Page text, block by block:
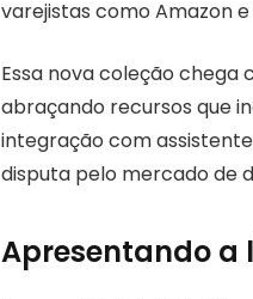
varejistas como Amazon e
Essa nova coleção
abraçando recursos que
integração com
disputa pelo mercado de
Apresentando a